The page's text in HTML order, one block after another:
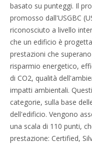
basato su punteggi. Il
promosso dall'USGBC
riconosciuto a livello
che un edificio è
prestazioni che
risparmio energetico,
di CO2, qualità
impatti ambientali.
categorie, sulla base
dell'edificio. Vengono
una scala di 110 punti,
prestazione: Certified,